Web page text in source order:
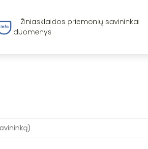
Žiniasklaidos priemonių savininkai
duomenys